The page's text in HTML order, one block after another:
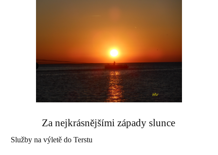
Za nejkrásnějšími západy slunce
Služby na výletě do Terstu